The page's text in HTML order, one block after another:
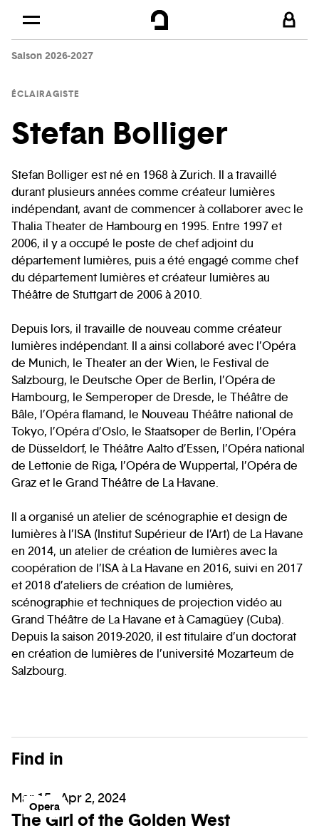
Skip to
Saison 2026-2027
ÉCLAIRAGISTE
Stefan Bolliger
Stefan Bolliger est né en 1968 à Zurich. Il a travaillé
durant plusieurs années comme créateur lumières
indépendant, avant de commencer à collaborer avec le
Thalia Theater de Hambourg en 1995. Entre 1997 et
2006, il y a occupé le poste de chef adjoint du
département lumières, puis a été engagé comme chef
du département lumières et créateur lumières au
Théâtre de Stuttgart de 2006 à 2010.
Depuis lors, il travaille de nouveau comme créateur
lumières indépendant. Il a ainsi collaboré avec l’Opéra
de Munich, le Theater an der Wien, le Festival de
Salzbourg, le Deutsche Oper de Berlin, l’Opéra de
Hambourg, le Semperoper de Dresde, le Théâtre de
Bâle, l’Opéra flamand, le Nouveau Théâtre national de
Tokyo, l’Opéra d’Oslo, le Staatsoper de Berlin, l’Opéra
de Düsseldorf, le Théâtre Aalto d’Essen, l’Opéra national
de Lettonie de Riga, l’Opéra de Wuppertal, l’Opéra de
Graz et le Grand Théâtre de La Havane.
Il a organisé un atelier de scénographie et design de
lumières à l’ISA (Institut Supérieur de l’Art) de La Havane
en 2014, un atelier de création de lumières avec la
coopération de l’ISA à La Havane en 2016, suivi en 2017
et 2018 d’ateliers de création de lumières,
scénographie et techniques de projection vidéo au
Grand Théâtre de La Havane et à Camagüey (Cuba).
Depuis la saison 2019-2020, il est titulaire d’un doctorat
en création de lumières de l’université Mozarteum de
Salzbourg.
Find in
Opera
Mar 15 - Apr 2, 2024
The Girl of the Golden West